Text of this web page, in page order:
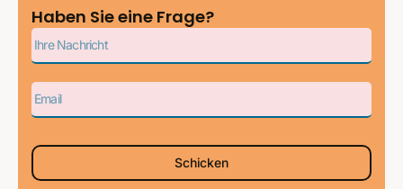
Haben Sie eine Frage?
Schicken